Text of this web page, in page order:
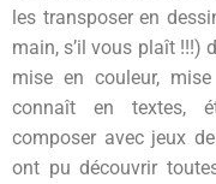
les transposer en
main, s’il vous plaît !!!)
mise en couleur,
connaît en textes,
composer avec jeux
ont pu découvrir